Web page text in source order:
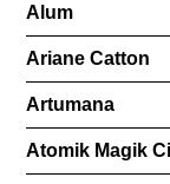
Alum
Ariane Catton
Artumana
Atomik Magik